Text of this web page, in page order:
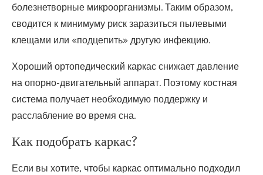
болезнетворные микроорганизмы. Таким образом,
сводится к минимуму риск заразиться пылевыми
клещами или «подцепить» другую инфекцию.
Хороший ортопедический каркас снижает давление
на опорно-двигательный аппарат. Поэтому костная
система получает необходимую поддержку и
расслабление во время сна.
Как подобрать каркас?
Если вы хотите, чтобы каркас оптимально подходил